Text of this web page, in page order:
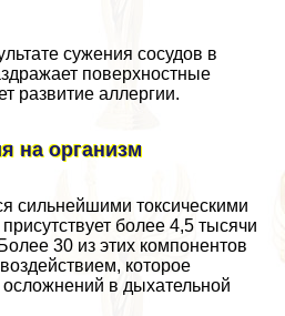
сужения сосудов в
поверхностные
развитие аллергии.
на организм
сильнейшими токсическими
более 4,5 тысячи
30 из этих компонентов
которое
в дыхательной